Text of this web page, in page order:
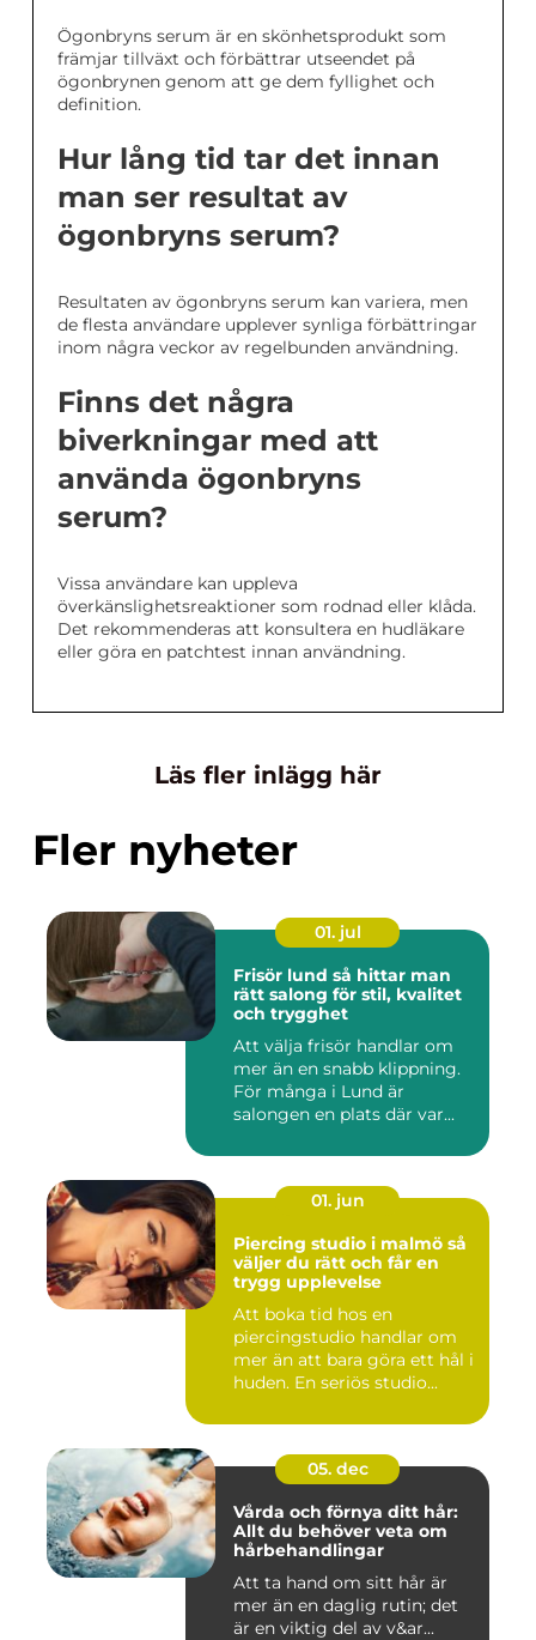
Ögonbryns serum är en skönhetsprodukt som
främjar tillväxt och förbättrar utseendet på
ögonbrynen genom att ge dem fyllighet och
definition.
Hur lång tid tar det innan
man ser resultat av
ögonbryns serum?
Resultaten av ögonbryns serum kan variera, men
de flesta användare upplever synliga förbättringar
inom några veckor av regelbunden användning.
Finns det några
biverkningar med att
använda ögonbryns
serum?
Vissa användare kan uppleva
överkänslighetsreaktioner som rodnad eller klåda.
Det rekommenderas att konsultera en hudläkare
eller göra en patchtest innan användning.
Läs fler inlägg här
Fler nyheter
01. jul
Frisör lund så hittar man
rätt salong för stil, kvalitet
och trygghet
Att välja frisör handlar om
mer än en snabb klippning.
För många i Lund är
salongen en plats där var...
01. jun
Piercing studio i malmö så
väljer du rätt och får en
trygg upplevelse
Att boka tid hos en
piercingstudio handlar om
mer än att bara göra ett hål i
huden. En seriös studio...
05. dec
Vårda och förnya ditt hår:
Allt du behöver veta om
hårbehandlingar
Att ta hand om sitt hår är
mer än en daglig rutin; det
är en viktig del av v&ar...